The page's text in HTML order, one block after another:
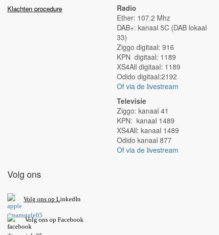
Klachten procedure
Radio
Ether: 107.2 Mhz
DAB+: kanaal 5C (DAB lokaal
33)
Ziggo digitaal: 916
KPN digitaal: 1189
XS4All digitaal: 1189
Odido digitaal:2192
Of via de livestream
Televisie
Ziggo: kanaal 41
KPN: kanaal 1489
XS4All: kanaal 1489
Odido kanaal 877
Of via de livestream
Volg ons
Volg ons op LinkedIn
Volg ons op Facebook